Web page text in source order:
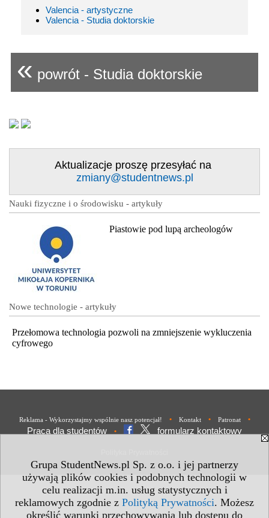
Grupa StudentNews.pl Sp. z o.o. i jej partnerzy
używają plików cookies i podobnych technologii w
celu realizacji m.in. usług statystycznych i
reklamowych zgodnie z Polityką Prywatności. Możesz
określić warunki przechowywania lub dostępu do
Valencia - artystyczne
Valencia - Studia doktorskie
« powrót - Studia doktorskie
Aktualizacje proszę przesyłać na
zmiany@studentnews.pl
Nauki fizyczne i o środowisku - artykuły
Piastowie pod lupą archeologów
Nowe technologie - artykuły
Przełomowa technologia pozwoli na zmniejszenie wykluczenia
cyfrowego
Reklama - Wykorzystajmy wspólnie nasz potencjał! • Kontakt • Patronat •
Praca dla studentów • formularz kontaktowy